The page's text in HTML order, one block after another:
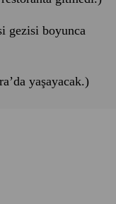
gezisi boyunca
yaşayacak.)